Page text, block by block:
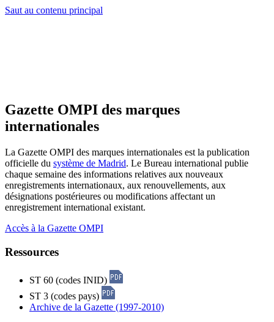
Saut au contenu principal
Gazette OMPI des marques
internationales
La Gazette OMPI des marques internationales est la publication
officielle du système de Madrid. Le Bureau international publie
chaque semaine des informations relatives aux nouveaux
enregistrements internationaux, aux renouvellements, aux
désignations postérieures ou modifications affectant un
enregistrement international existant.
Accès à la Gazette OMPI
Ressources
ST 60 (codes INID)
ST 3 (codes pays)
Archive de la Gazette (1997-2010)